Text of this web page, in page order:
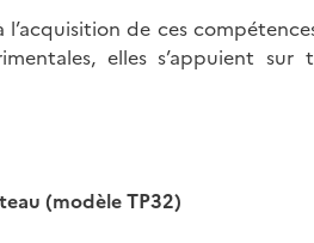
de ces
elles s’appuient
(modèle TP32)